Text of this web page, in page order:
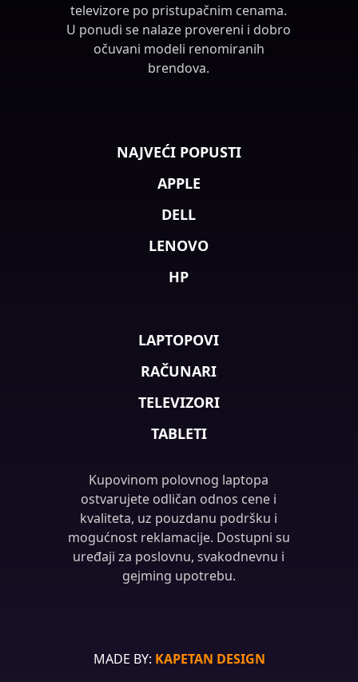
televizore po pristupačnim cenama.
U ponudi se nalaze provereni i dobro
očuvani modeli renomiranih
brendova.
NAJVEĆI POPUSTI
APPLE
DELL
LENOVO
HP
LAPTOPOVI
RAČUNARI
TELEVIZORI
TABLETI
Kupovinom polovnog laptopa
ostvarujete odličan odnos cene i
kvaliteta, uz pouzdanu podršku i
mogućnost reklamacije. Dostupni su
uređaji za poslovnu, svakodnevnu i
gejming upotrebu.
MADE BY: KAPETAN DESIGN